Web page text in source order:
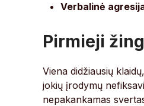
Verbalinė
Pirmieji
Viena didžiausių
jokių įrodymų
nepakankamas